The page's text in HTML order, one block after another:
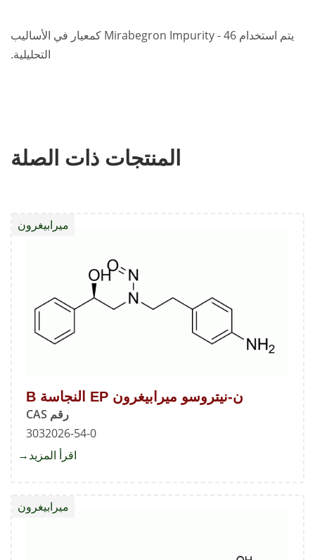
يتم استخدام Mirabegron Impurity - 46 كمعيار في الأساليب
التحليلية.
المنتجات ذات الصلة
ن-نيتروسو ميرابيغرون EP النجاسة B
رقم CAS
3032026-54-0
ميرابيغرون
اقرأ المزيد
ميرابيغرون